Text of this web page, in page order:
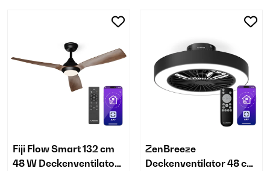
Fiji Flow Smart 132 cm
48 W Deckenventilator
ZenBreeze
Deckenventilator 48 cm